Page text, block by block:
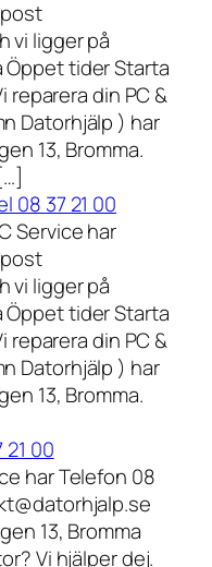
vi ligger på
Öppet tider Starta
reparera din PC &
Datorhjälp ) har
13, Bromma.
08 37 21 00
Service har
vi ligger på
Öppet tider Starta
reparera din PC &
Datorhjälp ) har
13, Bromma.
21 00
har Telefon 08
13, Bromma
Vi hjälper dej.